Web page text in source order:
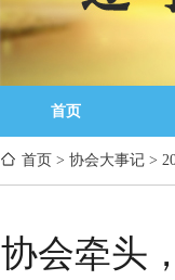
首页
首页 > 协会大事记 >
协会牵头